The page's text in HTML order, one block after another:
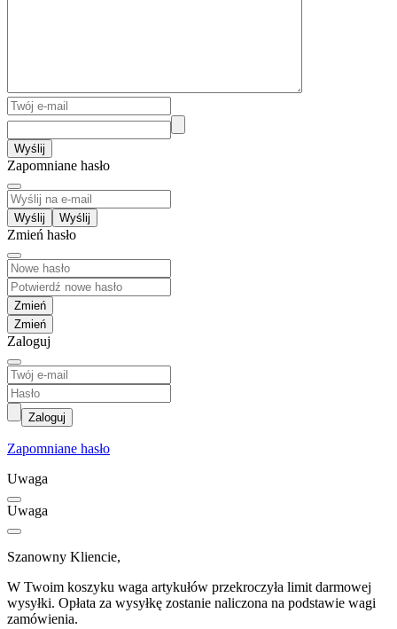
Wyślij
Zapomniane hasło
Wyślij
Zmień hasło
Zmień
Zaloguj
Zaloguj
Zapomniane hasło
Uwaga
Uwaga
Szanowny Kliencie,
W Twoim koszyku waga artykułów przekroczyła limit darmowej
wysyłki. Opłata za wysyłkę zostanie naliczona na podstawie wagi
zamówienia.